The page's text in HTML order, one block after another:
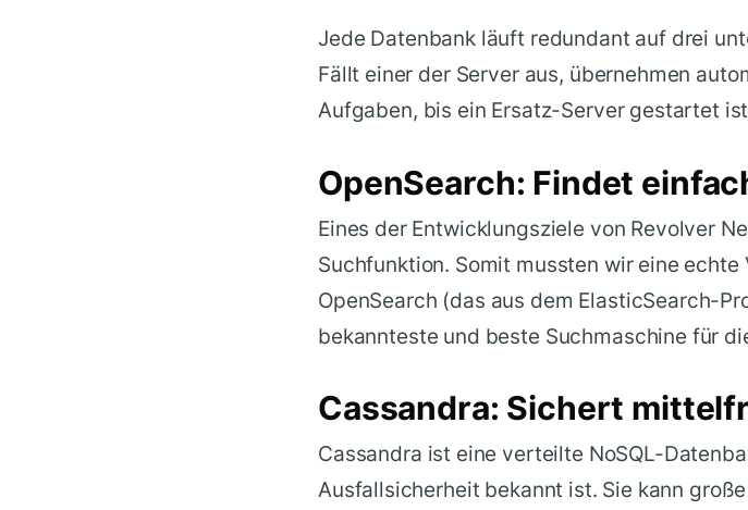
Jede Datenbank läuft redundant auf drei
Fällt einer der Server aus, übernehmen
Aufgaben, bis ein Ersatz-Server gestartet
OpenSearch: Findet
Eines der Entwicklungsziele von Revolver
Suchfunktion. Somit mussten wir eine
OpenSearch (das aus dem ElasticSearch-
bekannteste und beste Suchmaschine für
Cassandra: Sichert
Cassandra ist eine verteilte NoSQL-
Ausfallsicherheit bekannt ist. Sie kann